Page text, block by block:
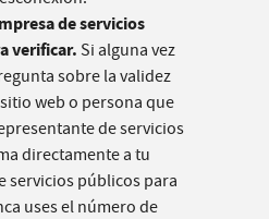
de servicios
verificar. Si alguna vez
sobre la validez
web o persona que
de servicios
directamente a tu
servicios públicos para
uses el número de